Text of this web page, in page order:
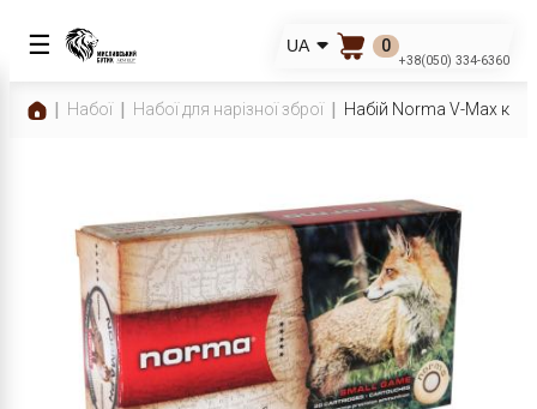
☰ UA 0
+38(050) 334-6360
Набої Набої для нарізної зброї Набій Norma V-Max к-